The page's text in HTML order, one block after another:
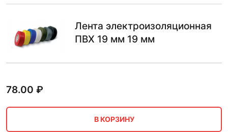
Лента электроизоляционная
ПВХ 19 мм 19 мм
78.00 ₽
В КОРЗИНУ